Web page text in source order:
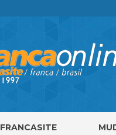
FRANCASITE